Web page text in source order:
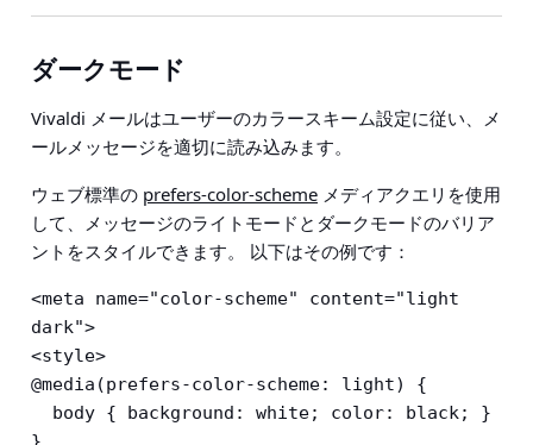
ダークモード
Vivaldi メールはユーザーのカラースキーム設定に従い、メ
ールメッセージを適切に読み込みます。
ウェブ標準の prefers-color-scheme メディアクエリを使用
して、メッセージのライトモードとダークモードのバリア
ントをスタイルできます。 以下はその例です：
<meta name="color-scheme" content="light
dark">
<style>
@media(prefers-color-scheme: light) {